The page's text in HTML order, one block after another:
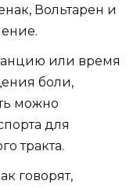
Вольтарен и
или время
боли,
можно
для
тракта.
говорят,